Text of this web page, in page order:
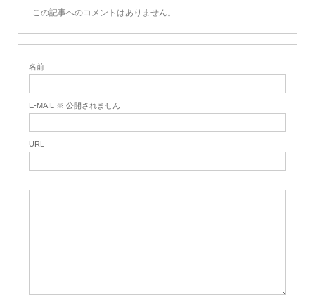
この記事へのコメントはありません。
名前
E-MAIL ※ 公開されません
URL